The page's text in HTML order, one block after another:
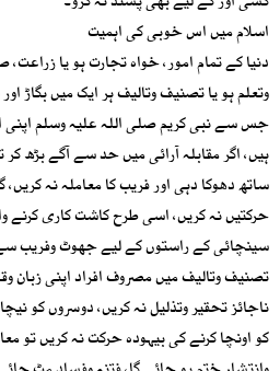
اسلام میں اس خوبی کی اہمیت
دنیا کے تمام امور، خواہ تجارت ہو یا
وتعلم ہو یا تصنیف وتالیف ہر ایک میں
جس سے نبی کریم صلی اللہ علیہ وسلم اپنی
ہیں، اگر مقابلہ آرائی میں حد سے آگے بڑھ
ساتھ دھوکا دہی اور فریب کا معاملہ نہ
حرکتیں نہ کریں، اسی طرح کاشت کاری کرنے
سینچائی کے راستوں کے لیے جھوٹ وفریب
تصنیف وتالیف میں مصروف افراد اپنی
ناجائز تحقیر وتذلیل نہ کریں، دوسروں کو
کو اونچا کرنے کی بیہودہ حرکت نہ کریں تو